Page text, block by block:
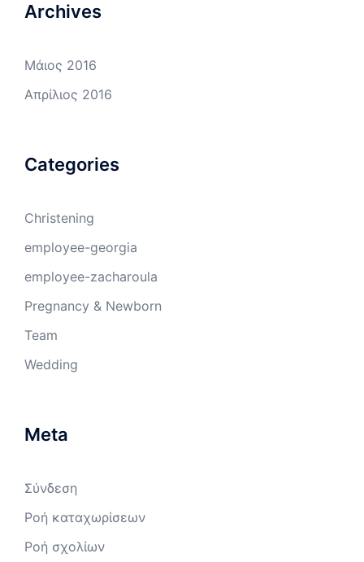
Archives
Μάιος 2016
Απρίλιος 2016
Categories
Christening
employee-georgia
employee-zacharoula
Pregnancy & Newborn
Team
Wedding
Meta
Σύνδεση
Ροή καταχωρίσεων
Ροή σχολίων